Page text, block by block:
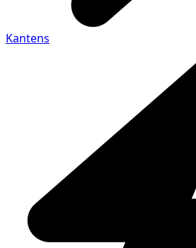
Kantens